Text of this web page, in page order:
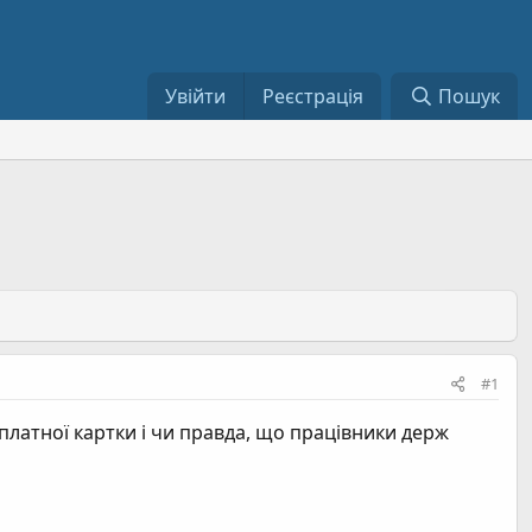
Увійти Реєстрація Пошук
#1
картки і чи правда, що працівники держ